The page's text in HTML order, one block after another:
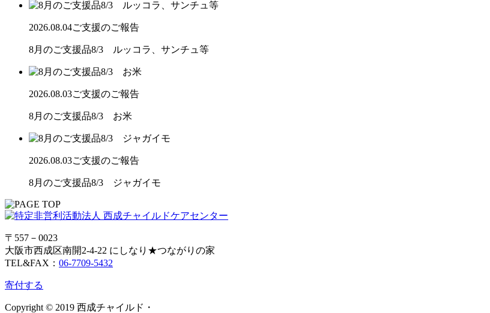
2026.08.04ご支援のご報告
8月のご支援品8/3 ルッコラ、サンチュ等
2026.08.03ご支援のご報告
8月のご支援品8/3 お米
2026.08.03ご支援のご報告
8月のご支援品8/3 ジャガイモ
〒557－0023
大阪市西成区南開2-4-22 にしなり★つながりの家
TEL&FAX： 06-7709-5432
寄付する
Copyright © 2019 西成チャイルド・